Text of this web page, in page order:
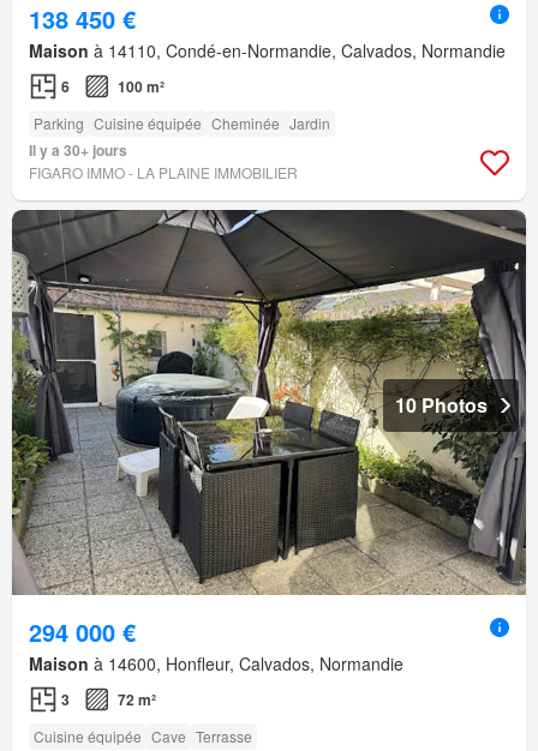
138 450 €
Maison à 14110, Condé-en-Normandie, Calvados, Normandie
6 100 m²
Parking Cuisine équipée Cheminée Jardin
Il y a 30+ jours
FIGARO IMMO - LA PLAINE IMMOBILIER
10 Photos
294 000 €
Maison à 14600, Honfleur, Calvados, Normandie
3 72 m²
Cuisine équipée Cave Terrasse